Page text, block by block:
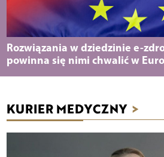
Rozwiązania w dziedzinie e-
powinna się nimi chwalić w
KURIER MEDYCZNY >